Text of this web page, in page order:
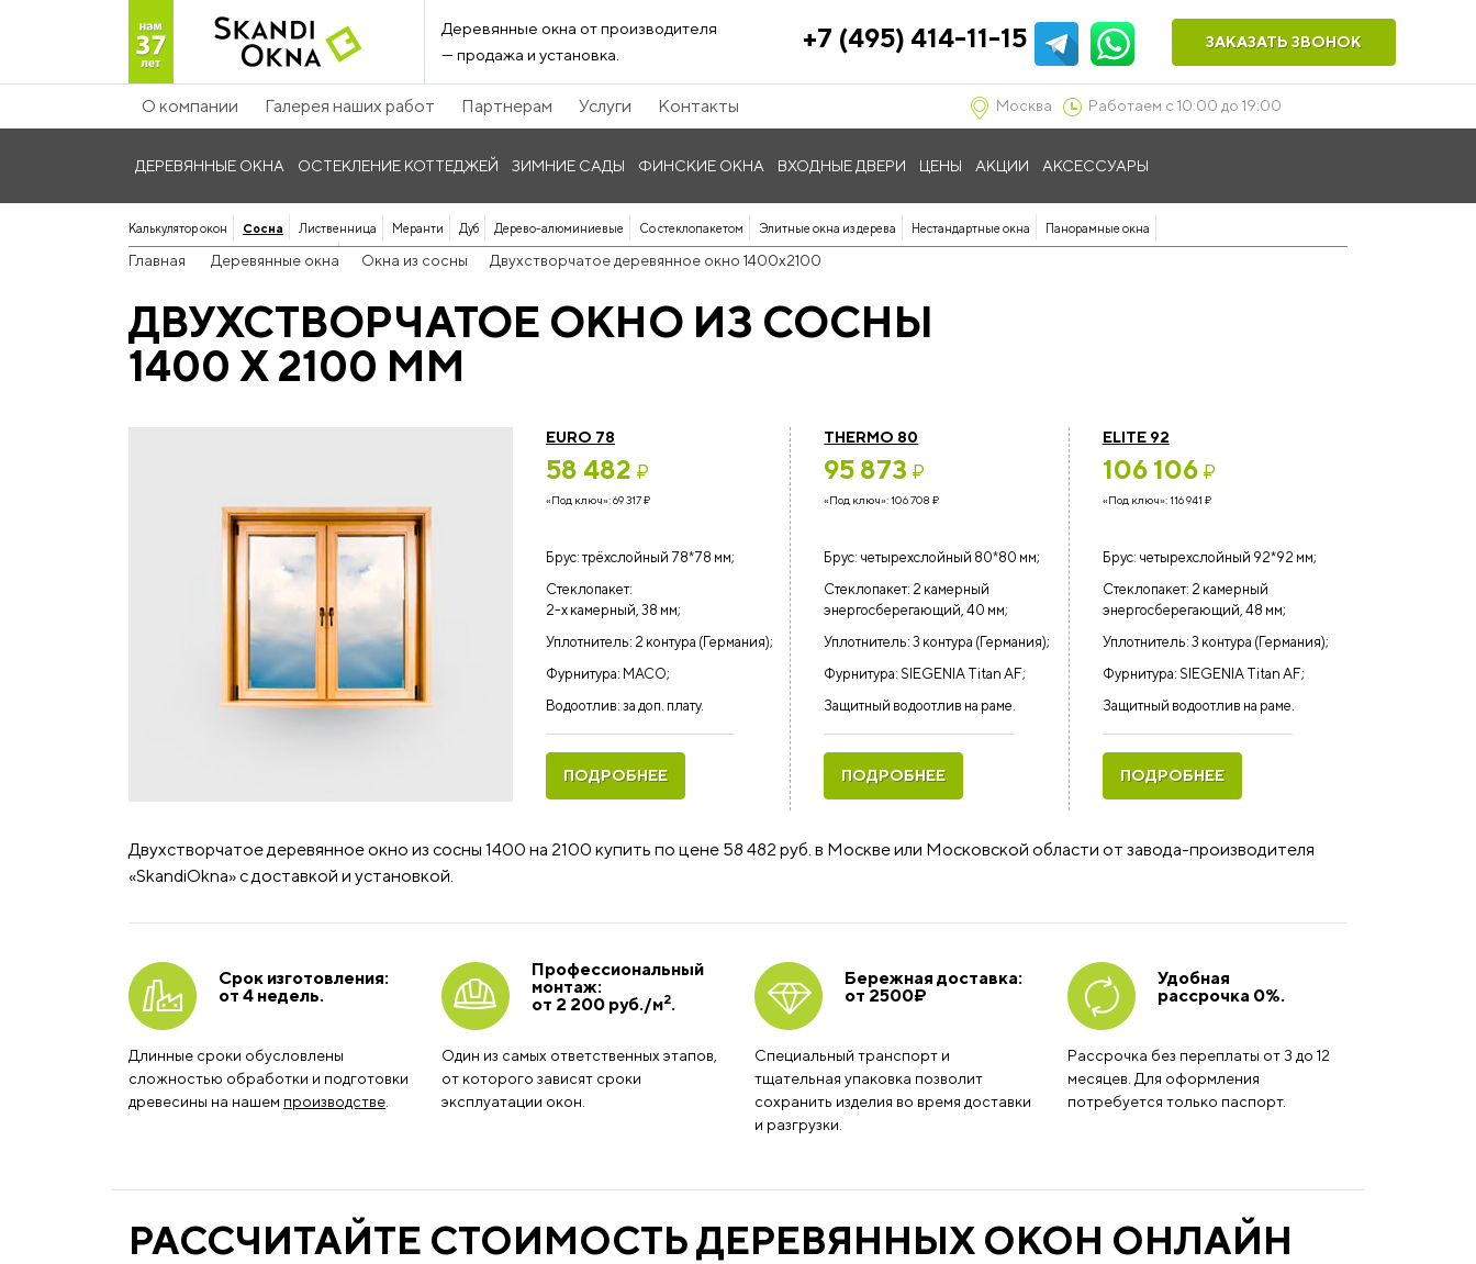
Деревянные окна от производителя
— продажа и установка.
+7 (495) 414-11-15 ЗАКАЗАТЬ ЗВОНОК
О компании Галерея наших работ Партнерам Услуги Контакты Москва Работаем с 10:00 до 19:00
ДЕРЕВЯННЫЕ ОКНА ОСТЕКЛЕНИЕ КОТТЕДЖЕЙ ЗИМНИЕ САДЫ ФИНСКИЕ ОКНА ВХОДНЫЕ ДВЕРИ ЦЕНЫ АКЦИИ АКСЕССУАРЫ
Калькулятор окон Сосна Лиственница Меранти Дуб Дерево-алюминиевые Со стеклопакетом Элитные окна из дерева Нестандартные окна
Панорамные окна
Панорамные дерево-алюминиевые
Главная Деревянные окна Окна из сосны Двухстворчатое деревянное окно 1400x2100
ДВУХСТВОРЧАТОЕ ОКНО ИЗ СОСНЫ
1400 Х 2100 ММ
EURO 78
58 482 ₽
«Под ключ»:69 317₽
Брус: трёхслойный 78*78 мм;
Стеклопакет:
2-х камерный, 38 мм;
Уплотнитель: 2 контура (Германия);
Фурнитура: MACO;
Водоотлив: за доп. плату.
ПОДРОБНЕЕ
THERMO 80
95 873 ₽
«Под ключ»:106 708 ₽
Брус: четырехслойный 80*80 мм;
Стеклопакет: 2 камерный
энергосберегающий, 40 мм;
Уплотнитель: 3 контура (Германия);
Фурнитура: SIEGENIA Titan AF;
Защитный водоотлив на раме.
ПОДРОБНЕЕ
ELITE 92
106 106 ₽
«Под ключ»:116 941 ₽
Брус: четырехслойный 92*92 мм;
Стеклопакет: 2 камерный
энергосберегающий, 48 мм;
Уплотнитель: 3 контура (Германия);
Фурнитура: SIEGENIA Titan AF;
Защитный водоотлив на раме.
ПОДРОБНЕЕ
Двухстворчатое деревянное окно из сосны 1400 на 2100 купить по цене 58 482 руб. в Москве или Московской области от завода-производителя
«SkandiOkna» с доставкой и установкой.
Срок изготовления:
от 4 недель.
Длинные сроки обусловлены
сложностью обработки и подготовки
древесины на нашем производстве
Профессиональный
монтаж:
от 2 200 руб./м2.
Один из самых ответственных этапов,
от которого зависят сроки
эксплуатации окон.
Бережная доставка:
от 2500₽
Специальный транспорт и
тщательная упаковка позволит
сохранить изделия во время доставки
и разгрузки.
Удобная
рассрочка 0%.
Рассрочка без переплаты от 3 до 12
месяцев. Для оформления
потребуется только паспорт.
РАССЧИТАЙТЕ СТОИМОСТЬ ДЕРЕВЯННЫХ ОКОН ОНЛАЙН